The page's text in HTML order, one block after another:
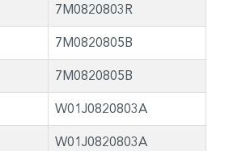
7M0820803R
7M0820805B
7M0820805B
W01J0820803A
W01J0820803A